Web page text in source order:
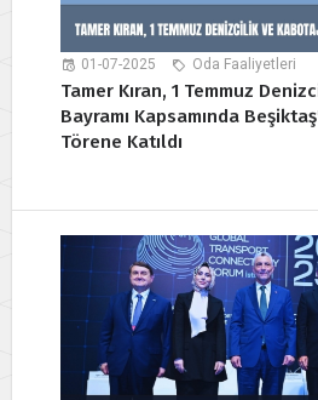
01-07-2025 Oda Faaliyetleri
Tamer Kıran, 1 Temmuz
Bayramı Kapsamında
Törene Katıldı